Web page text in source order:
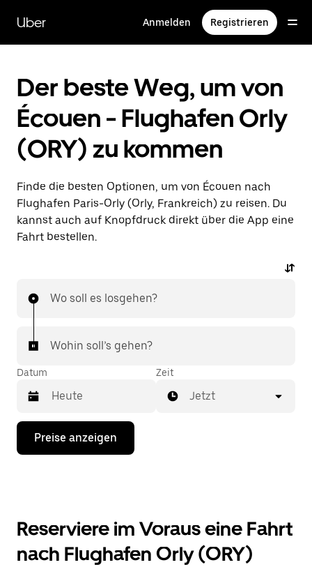
zum
Hauptinhalt
Uber Anmelden Registrieren
Der beste Weg, um von
Écouen - Flughafen Orly
(ORY) zu kommen
Finde die besten Optionen, um von Écouen nach
Flughafen Paris-Orly (Orly, Frankreich) zu reisen. Du
kannst auch auf Knopfdruck direkt über die App eine
Fahrt bestellen.
Wo soll es losgehen?
Wohin soll’s gehen?
Datum
Drücke
Nach-
Kalender
interagieren
Zeit
Jetzt
Preise anzeigen
Reserviere im Voraus eine Fahrt
nach Flughafen Orly (ORY)